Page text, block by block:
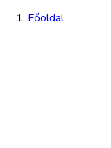
Főoldal